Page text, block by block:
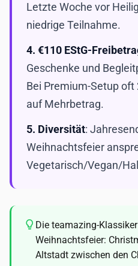
Letzte Woche vor
niedrige Teilnahme.
4. €110 EStG-
Geschenke und
Bei Premium-Setup oft
auf Mehrbetrag.
5. Diversität:
Weihnachtsfeier
Vegetarisch/Vegan/
Die teamazing-
Weihnachtsfeier:
Altstadt zwischen den